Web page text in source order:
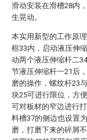
滑动安装在滑槽28内
生晃动。
本实用新型的工作原
框33内，启动液压伸
动两个液压伸缩杆二
节液压伸缩杆一21后
磨的操作，螺纹杆23
块25可进行限位，方
可对板材的窄边进行
料槽37的侧边也设置
磨，打磨下来的碎屑